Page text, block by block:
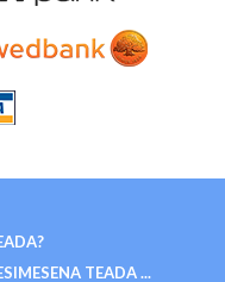
TEADA ...